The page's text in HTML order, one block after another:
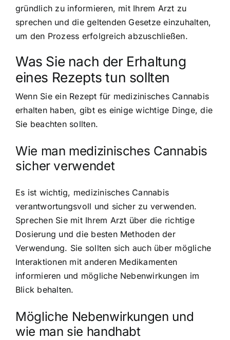
gründlich zu informieren, mit Ihrem Arzt zu
sprechen und die geltenden Gesetze einzuhalten,
um den Prozess erfolgreich abzuschließen.
Was Sie nach der Erhaltung
eines Rezepts tun sollten
Wenn Sie ein Rezept für medizinisches Cannabis
erhalten haben, gibt es einige wichtige Dinge, die
Sie beachten sollten.
Wie man medizinisches Cannabis
sicher verwendet
Es ist wichtig, medizinisches Cannabis
verantwortungsvoll und sicher zu verwenden.
Sprechen Sie mit Ihrem Arzt über die richtige
Dosierung und die besten Methoden der
Verwendung. Sie sollten sich auch über mögliche
Interaktionen mit anderen Medikamenten
informieren und mögliche Nebenwirkungen im
Blick behalten.
Mögliche Nebenwirkungen und
wie man sie handhabt